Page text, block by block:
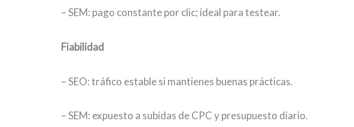
– SEM: pago constante por clic; ideal para testear.
Fiabilidad
– SEO: tráfico estable si mantienes buenas prácticas.
– SEM: expuesto a subidas de CPC y presupuesto diario.